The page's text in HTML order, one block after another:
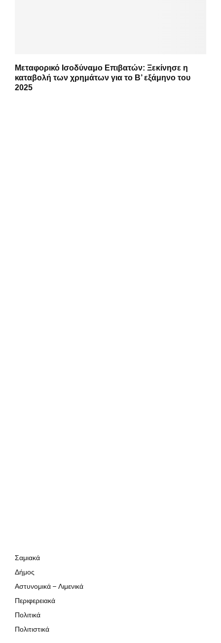
Μεταφορικό Ισοδύναμο Επιβατών: Ξεκίνησε η
καταβολή των χρημάτων για το Β’ εξάμηνο του
2025
Σαμιακά
Δήμος
Αστυνομικά – Λιμενικά
Περιφερειακά
Πολιτικά
Πολιτιστικά